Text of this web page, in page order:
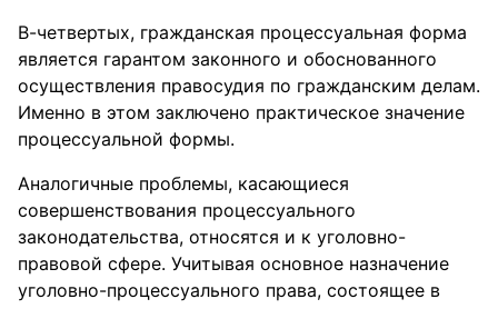
В-четвертых, гражданская процессуальная форма
является гарантом законного и обоснованного
осуществления правосудия по гражданским делам.
Именно в этом заключено практическое значение
процессуальной формы.
Аналогичные проблемы, касающиеся
совершенствования процессуального
законодательства, относятся и к уголовно-
правовой сфере. Учитывая основное назначение
уголовно-процессуального права, состоящее в